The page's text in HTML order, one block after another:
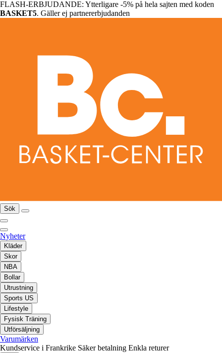
FLASH-ERBJUDANDE: Ytterligare -5% på hela sajten med koden
BASKET5. Gäller ej partnererbjudanden
Sök
Nyheter
Kläder
Skor
NBA
Bollar
Utrustning
Sports US
Lifestyle
Fysisk Träning
Utförsäljning
Varumärken
Kundservice i Frankrike Säker betalning Enkla returer